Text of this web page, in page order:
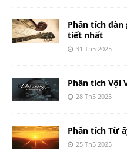
Phân tích đàn
tiết nhất
31 Th5 2025
Phân tích Vội
28 Th5 2025
Phân tích Từ
25 Th5 2025